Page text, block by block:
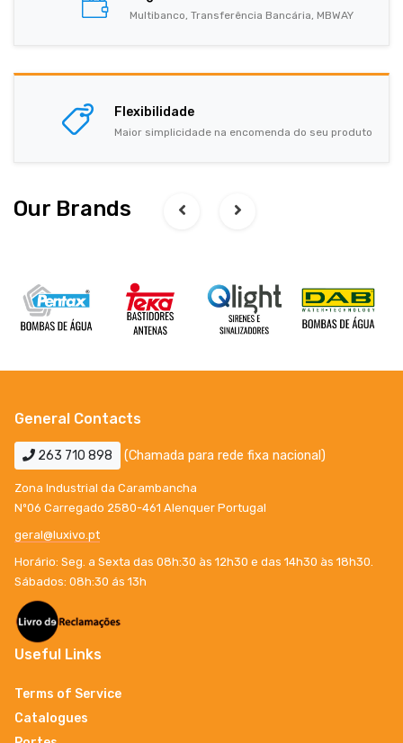
Multibanco, Transferência Bancária, MBWAY
Flexibilidade
Maior simplicidade na encomenda do seu produto
Our Brands
General Contacts
263 710 898 (Chamada para rede fixa nacional)
Zona Industrial da Carambancha
Nº06 Carregado 2580-461 Alenquer Portugal
geral@luxivo.pt
Horário: Seg. a Sexta das 08h:30 às 12h30 e das 14h30 às 18h30.
Sábados: 08h:30 ás 13h
Useful Links
Terms of Service
Catalogues